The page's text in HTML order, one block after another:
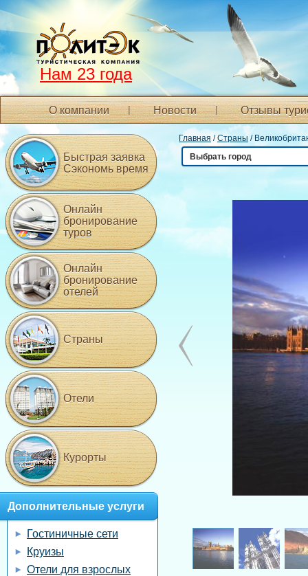
Нам 23 года
О компании Новости Отзывы
Главная /Страны /
Выбрать город
Быстрая заявка
Сэкономь время
Онлайн
бронирование
туров
Онлайн
бронирование
отелей
Страны
Отели
Курорты
Дополнительные услуги
Гостиничные сети
Круизы
Отели для взрослых